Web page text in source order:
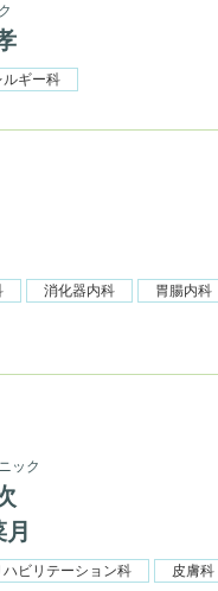
ルギー科
消化器内科 胃腸内科
ック
ハビリテーション科 皮膚科